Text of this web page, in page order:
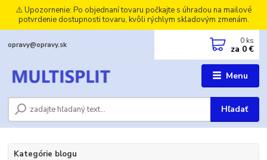
⚠️ Upozornenie: Po objednaní tovaru počkajte s úhradou na mailové
potvrdenie dostupnosti tovaru, kvôli rýchlym skladovým zmenám.
Menu
Hľadať
opravy@opravy.sk 0 ks
za 0 €
Kategórie blogu